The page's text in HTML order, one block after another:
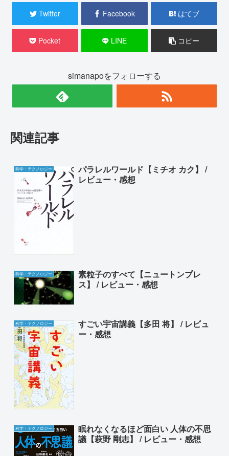
Twitter Facebook はてブ
Pocket LINE コピー
simanapoをフォローする
関連記事
科学・テクノロジー
パラレルワールド【ミチオ カク】 /
レビュー・感想
科学・テクノロジー
素粒子のすべて【ニュートンプレ
ス】 / レビュー・感想
科学・テクノロジー
すごい宇宙講義【多田 将】 / レビュ
ー・感想
科学・テクノロジー
眠れなくなるほど面白い 人体の不思
議【萩野 剛志】 / レビュー・感想